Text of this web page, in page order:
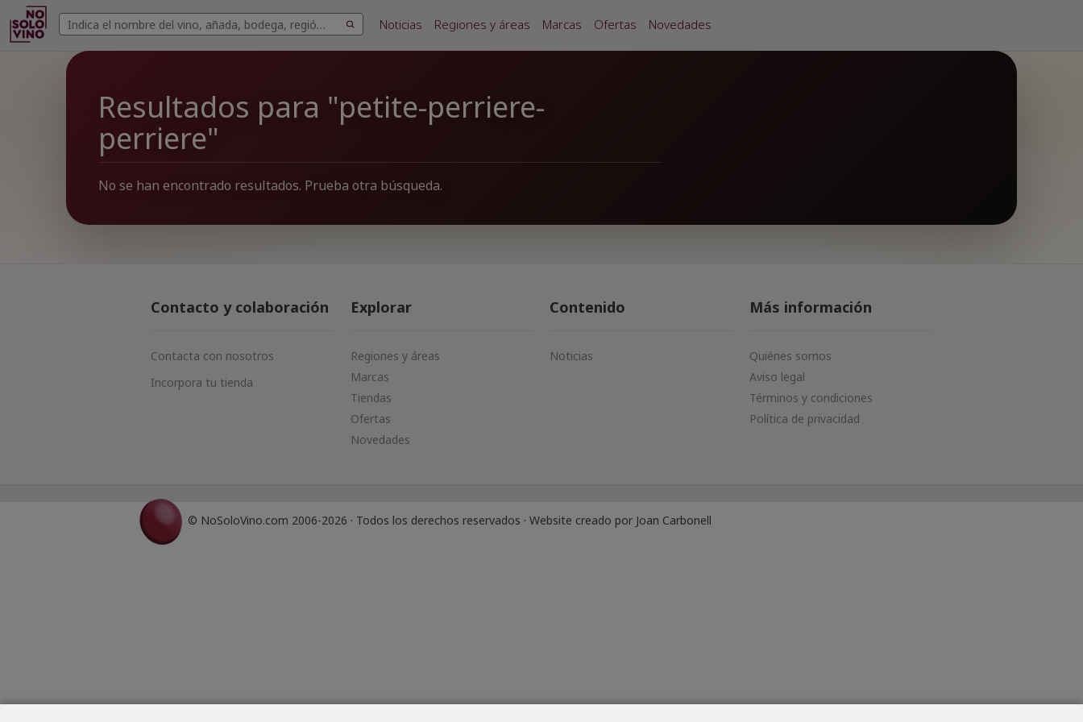
Buscar
vinos
Buscar Noticias Regiones y áreas Marcas Ofertas Novedades
Resultados para "petite-perriere-
perriere"
No se han encontrado resultados. Prueba otra búsqueda.
Contacto y colaboración
Contacta con nosotros
Incorpora tu tienda
Explorar
Regiones y áreas
Marcas
Tiendas
Ofertas
Novedades
Contenido
Noticias
Más información
Quiénes somos
Aviso legal
Términos y condiciones
Política de privacidad
© NoSoloVino.com 2006-2026 · Todos los derechos reservados · Website creado por Joan Carbonell